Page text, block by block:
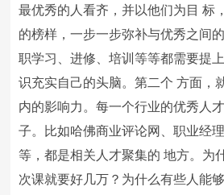
最优秀的人看齐，并以他们为目 标
的榜样，一步一步弥补与优秀之间
职学习、进修、培训等等都需要提
识充实自己的头脑。第二个 方面，
内的影响力。每一个行业的优秀人
子。比如哈佛商业评论网、职业经
等，都是相关人才聚集的 地方。为
次课就要好几万？为什么有些人能